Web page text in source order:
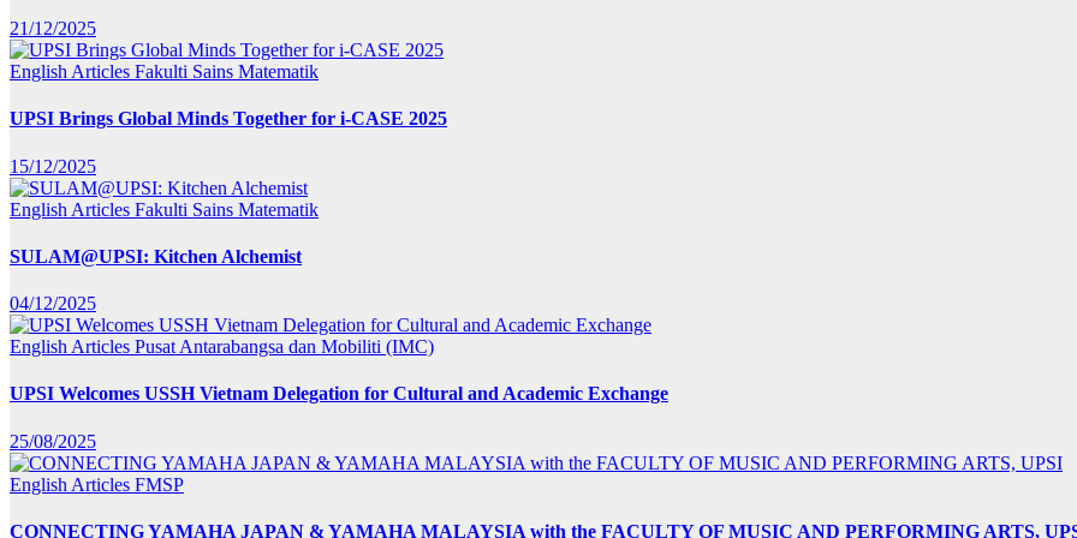
21/12/2025
English Articles Fakulti Sains Matematik
UPSI Brings Global Minds Together for i-CASE 2025
15/12/2025
English Articles Fakulti Sains Matematik
SULAM@UPSI: Kitchen Alchemist
04/12/2025
English Articles Pusat Antarabangsa dan Mobiliti (IMC)
UPSI Welcomes USSH Vietnam Delegation for Cultural and Academic Exchange
25/08/2025
English Articles FMSP
CONNECTING YAMAHA JAPAN & YAMAHA MALAYSIA with the FACULTY OF MUSIC AND PERFORMING ARTS,